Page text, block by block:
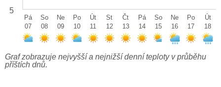
5
Pá
07
So
08
Ne
09
Po
10
Út
11
St
12
Čt
13
Pá
14
So
15
Ne
16
Po
17
Út
18
Graf zobrazuje nejvyšší a nejnižší denní teploty v průběhu
příštích dnů.